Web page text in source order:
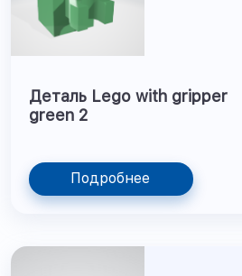
Деталь Lego with gripper
green 2
Подробнее